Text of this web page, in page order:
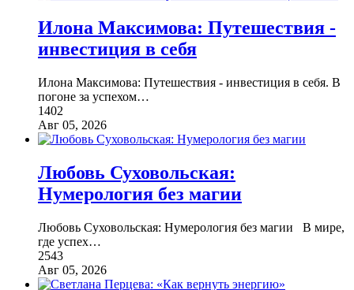
Илона Максимова: Путешествия -
инвестиция в себя
Илона Максимова: Путешествия - инвестиция в себя. В
погоне за успехом…
1402
Авг 05, 2026
Любовь Суховольская:
Нумерология без магии
Любовь Суховольская: Нумерология без магии В мире,
где успех…
2543
Авг 05, 2026